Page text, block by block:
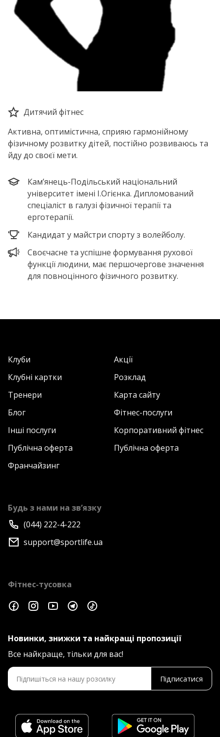
Дитячий фітнес
Активна, оптимістична, сприяю гармонійному
фізичному розвитку дітей, постійно розвиваюсь та
йду до своєї мети.
Кам’янець-Подільський національний
університет імені І.Огієнка. Дипломований
спеціаліст в галузі фізичної терапії та
ерготерапії.
Кандидат у майстри спорту з волейболу.
Своєчасне та успішне формування рухової
функції людини, має першочергове значення
для повноцінного фізичного розвитку.
Клуби
Акції
Клубні картки
Розклад
Тренери
Карта сайту
Блог
Фітнес-послуги
Інші послуги
Корпоративний фітнес
Публічна оферта
Публічна оферта
Франчайзинг
Будь з нами на зв’язку
(044) 222-4-222
support@sportlife.ua
Фітнес-тусовка
Новинки, знижки та найкращі пропозиції
Все найкраще, тільки для вас!
Підписатися